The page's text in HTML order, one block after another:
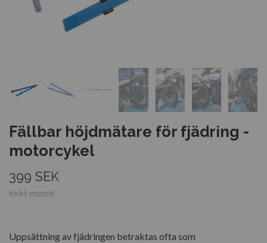
Fällbar höjdmätare för fjädring -
motorcykel
399 SEK
exkl. moms
Uppsättning av fjädringen betraktas ofta som